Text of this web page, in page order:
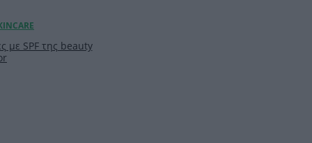
με SPF της beauty